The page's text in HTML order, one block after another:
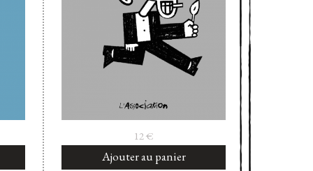
12€
Ajouter au panier